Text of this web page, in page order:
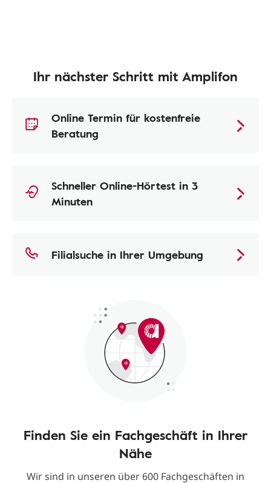
Ihr nächster Schritt mit Amplifon
Online Termin für kostenfreie
Beratung
Schneller Online-Hörtest in 3
Minuten
Filialsuche in Ihrer Umgebung
Finden Sie ein Fachgeschäft in Ihrer
Nähe
Wir sind in unseren über 600 Fachgeschäften in